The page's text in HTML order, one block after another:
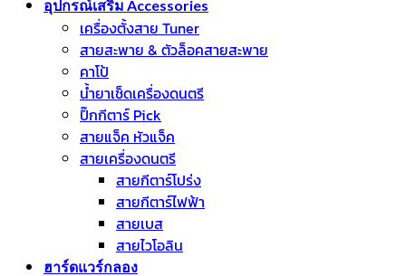
อุปกรณ์เสริม Accessories
เครื่องตั้งสาย Tuner
สายสะพาย & ตัวล็อคสายสะพาย
คาโป้
น้ำยาเช็ดเครื่องดนตรี
ปิ๊กกีตาร์ Pick
สายแจ็ค หัวแจ็ค
สายเครื่องดนตรี
สายกีตาร์โปร่ง
สายกีตาร์ไฟฟ้า
สายเบส
สายไวโอลิน
ฮาร์ดแวร์กลอง